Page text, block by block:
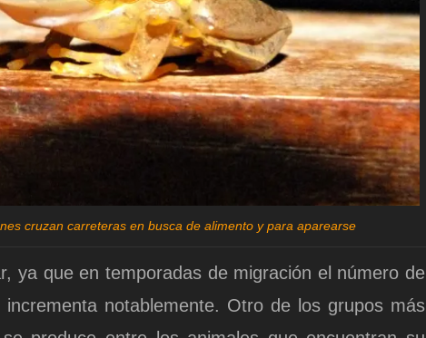
cruzan carreteras en busca de alimento y para aparearse
ya que en temporadas de migración el número de
notablemente. Otro de los grupos más